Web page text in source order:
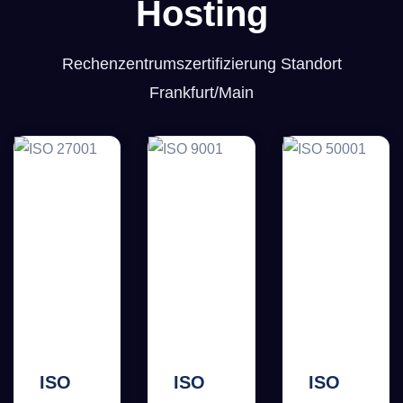
Hosting
Rechenzentrumszertifizierung Standort
Frankfurt/Main
ISO
ISO
ISO